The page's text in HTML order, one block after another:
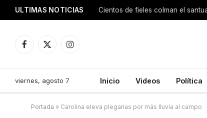
ULTIMAS NOTICIAS
Facebook
X
Instagram
viernes, agosto 7 Inicio Videos Política
Portada » Carolina eleva plegarias por más lluvia al campo